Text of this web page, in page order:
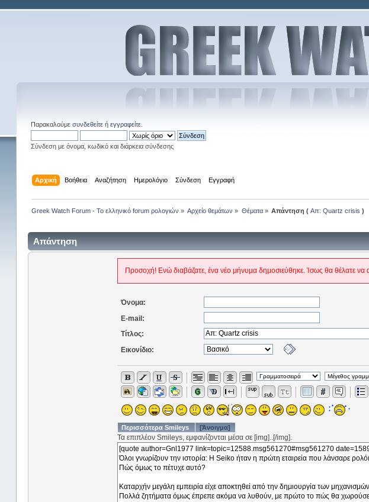
Παρακαλούμε συνδεθείτεή εγγραφείτε.
Σύνδεση με όνομα, κωδικό και διάρκεια σύνδεσης
Αρχική Βοήθεια Αναζήτηση Ημερολόγιο Σύνδεση Εγγραφή
Greek Watch Forum - Το ελληνικό forum ρολογιών » Αρχείο θεμάτων » Θέματα» Απάντηση (Απ: Quartz crisis )
Απάντηση
Προσοχή! Ενώ διαβάζατε, ένα νέο μήνυμα δημοσιεύθηκε. Ίσως θα θέλατε
Όνομα:
E-mail:
Τίτλος:
Εικονίδιο:
Περισσότερα Smileys [Άνοιγμα]
Τα επιπλέον Smileys, εμφανίζονται μέσα σε [img]..[/img].